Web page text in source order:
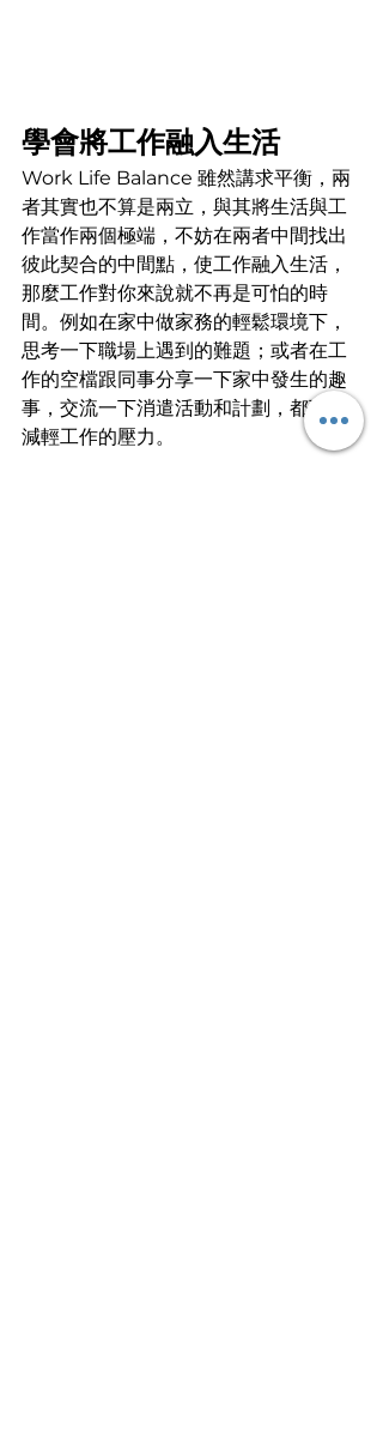
學會將工作融入生活
Work Life Balance 雖然講求平衡，兩
者其實也不算是兩立，與其將生活與工
作當作兩個極端，不妨在兩者中間找出
彼此契合的中間點，使工作融入生活，
那麼工作對你來說就不再是可怕的時
間。例如在家中做家務的輕鬆環境下，
思考一下職場上遇到的難題；或者在工
作的空檔跟同事分享一下家中發生的趣
事，交流一下消遣活動和計劃，都可以
減輕工作的壓力。